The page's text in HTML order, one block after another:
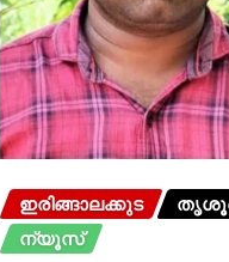
ഇരിങ്ങാലക്കുട
ന്യൂസ്